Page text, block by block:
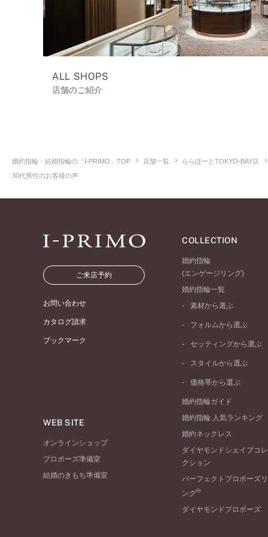
ALL SHOPS
店舗のご紹介
婚約指輪・結婚指輪の「I-PRIMO」TOP 店舗一覧
ららぽーとTOKYO-BAY店
30代男性のお客様の声
ご来店予約
お問い合わせ
カタログ請求
ブックマーク
WEB SITE
オンラインショップ
プロポーズ準備室
結婚のきもち準備室
COLLECTION
婚約指輪
(エンゲージリング)
婚約指輪一覧
素材から選ぶ
プラチナ
ピンクゴールド
ペールブラウンゴール
フォルムから選ぶ
ストレートライン
V字ライン
セッティングから選ぶ
ソリテール
ダブルサイドメレ
ラインメレ
スタイルから選ぶ
シンプル
モード
エレガント
ゴージャス
価格帯から選ぶ
50万円台～
20万円台～
10万円台～
婚約指輪ガイド
婚約指輪 人気ランキング
婚約ネックレス
ダイヤモンドシェイプコレ
クション
パーフェクトプロポーズリ
ング®
ダイヤモンドプロポーズ